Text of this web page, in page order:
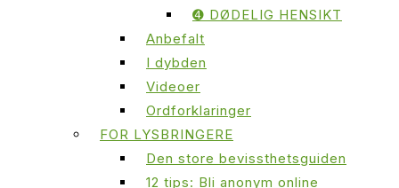
➍ DØDELIG HENSIKT
Anbefalt
I dybden
Videoer
Ordforklaringer
FOR LYSBRINGERE
Den store bevissthetsguiden
12 tips: Bli anonym online